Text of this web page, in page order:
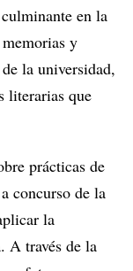
en la
y
la universidad,
literarias que
prácticas de
concurso de la
la
A través de la